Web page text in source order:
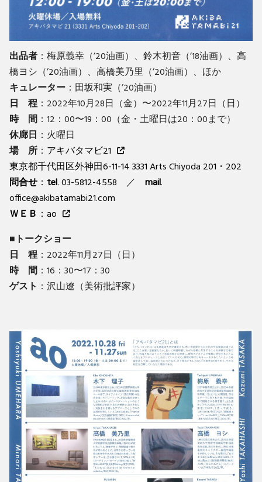
出品者 ：梅原義幸（’20油画）、鈴木初音（’18油画）、高
橋ヨシ（’20油画）、高橋美乃里（’20油画）、ほか
キュレーター ：田坂和実（’20油画）
日 程：2022年10月28日（金）〜2022年11月27日（日）
時 間 ：12：00〜19：00（金・土曜日は20：00まで）
休廊日 ：火曜日
場 所 ： アキバタマビ21
東京都千代田区外神田6-11-14 3331 Arts Chiyoda 201・202
問合せ ： tel. 03-5812-4558 ／ mail.
office@akibatamabi21.com
ＷＥＢ ： ao
■トークショー
日 程：2022年11月27日（日）
時 間 ：16：30〜17：30
ゲスト ：沢山遼（美術批評家）